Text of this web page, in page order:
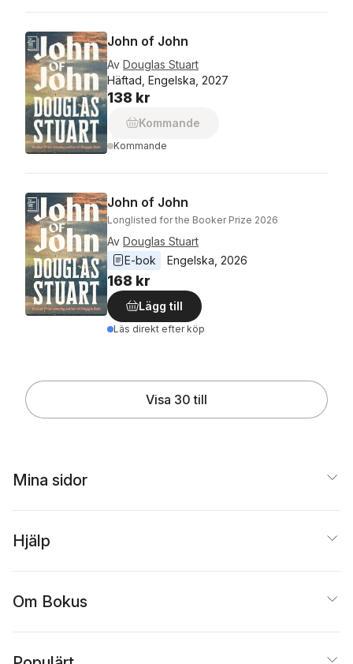
John of John
Av Douglas Stuart
Häftad, Engelska, 2027
138 kr
Kommande
Kommande
John of John
Longlisted for the Booker Prize 2026
Av Douglas Stuart
E-bok
Engelska 2026
168 kr
Lägg till
Läs direkt efter köp
Visa 30 till
Mina sidor
Hjälp
Om Bokus